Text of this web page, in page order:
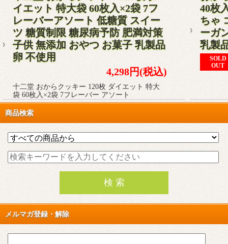
イエット 特大袋 60枚入×2袋 7フ
レーバーアソート 低糖質 スイー
ツ 糖質制限 糖尿病予防 肥満対策
子供 無添加 おやつ お菓子 乳製品
卵 不使用
4,298円(税込)
十二堂 おからクッキー 120枚 ダイエット 特大
袋 60枚入×2袋 7フレーバー アソート
40枚
ちゃ
ーガ
乳製
SOLD
OUT
商品検索
メルマガ登録・解除